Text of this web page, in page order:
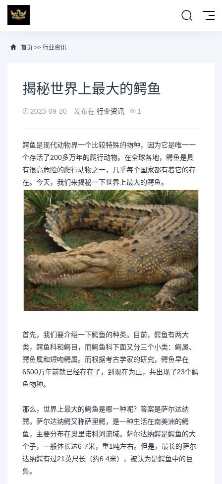
首页 >> 行业资讯
揭秘世界上最大的鳄鱼
2023-09-20 发布在 行业资讯 1
鳄鱼是现代动物界一个比较特殊的物种，因为它是唯一一
个存活了200多万年的爬行动物。在全球各地，鳄鱼是具
有很高危险的爬行动物之一，几乎每个国家都有着它的存
在。今天，我们来揭秘一下世界上最大的鳄鱼。
首先，我们要介绍一下鳄鱼的种类。目前，鳄鱼有两大
类，鳄鱼科和鳄目，而鳄鱼科下面又分三个小类：鳄属、
鳄鱼属和短吻鳄属。而根据考古学家的研究，鳄鱼早在
6500万年前就已经存在了，到现在为止，共出现了23个鳄
鱼物种。
那么，世界上最大的鳄鱼是哪一种呢？答案是萨尔达纳
鳄。萨尔达纳鳄又称萨里鳄，是一种生活在南美洲的鳄
鱼，主要分布在奥里诺科河流域。萨尔达纳鳄是鳄鱼的大
个子，一般体长达6-7米，重1吨左右。但是，最长的萨尔
达纳鳄有过21英尺长（约6.4米），被认为是鳄鱼中的巨
兽。